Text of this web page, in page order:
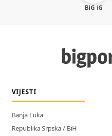
BiG iG
VIJESTI
Banja Luka
Republika Srpska / BiH